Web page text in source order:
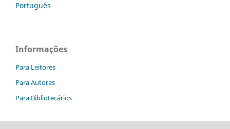
Português
Informações
Para Leitores
Para Autores
Para Bibliotecários